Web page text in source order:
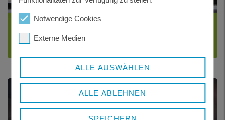
FAHRZEUG ABMELDEN
und Wiederzulassung
Notwendige Cookies
Externe Medien
ALLE AUSWÄHLEN
ALLE ABLEHNEN